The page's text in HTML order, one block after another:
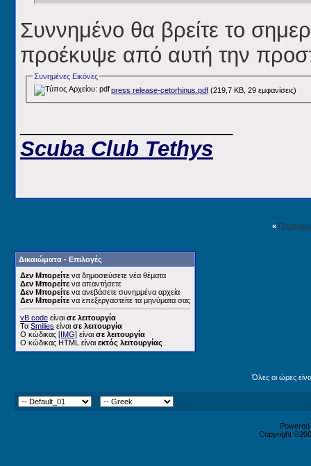
Συννημένο θα βρείτε το
προέκυψε από αυτή την
Συνημένες Εικόνες
press release-cetorhinus.pdf (219,7 KB, 29 εμφανίσεις)
Scuba Club Tethys
«
Δικαιώματα - Επιλογές
Δεν Μπορείτε να δημοσιεύσετε νέα θέματα
Δεν Μπορείτε να απαντήσετε
Δεν Μπορείτε να ανεβάσετε συνημμένα αρχεία
Δεν Μπορείτε να επεξεργαστείτε τα μηνύματα σας
vB code είναι σε λειτουργία
Τα Smilies είναι σε λειτουργία
Ο κώδικας [IMG] είναι σε λειτουργία
Ο κώδικας HTML είναι εκτός λειτουργίας
Όλες οι ώρες
Copyright